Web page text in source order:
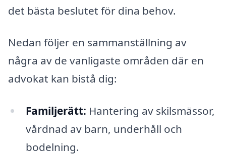
det bästa beslutet för dina behov.
Nedan följer en sammanställning av
några av de vanligaste områden där en
advokat kan bistå dig:
Familjerätt: Hantering av skilsmässor,
vårdnad av barn, underhåll och
bodelning.